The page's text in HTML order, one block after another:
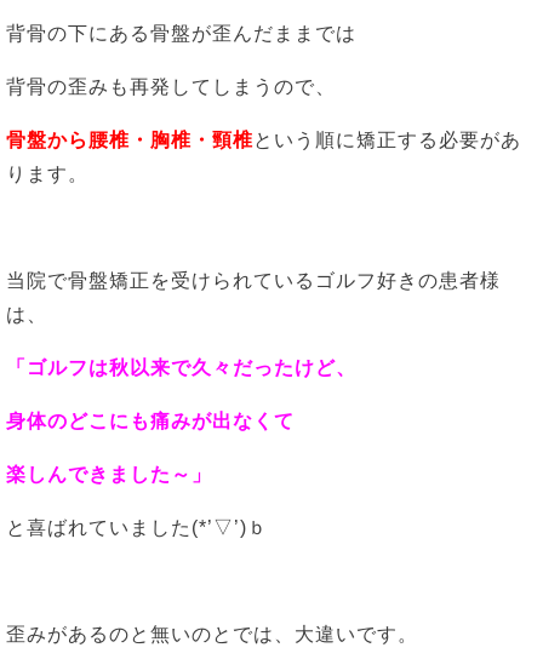
背骨の下にある骨盤が歪んだままでは
背骨の歪みも再発してしまうので、
骨盤から腰椎・胸椎・頸椎という順に矯正する必要があ
ります。
当院で骨盤矯正を受けられているゴルフ好きの患者様
は、
「ゴルフは秋以来で久々だったけど、
身体のどこにも痛みが出なくて
楽しんできました～」
と喜ばれていました(*’▽’)ｂ
歪みがあるのと無いのとでは、大違いです。